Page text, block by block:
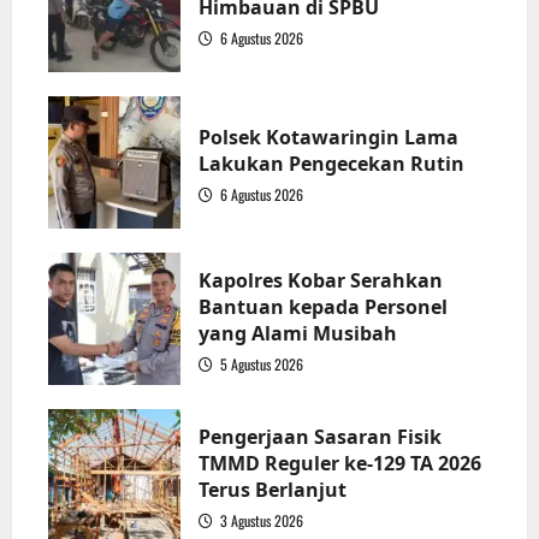
Himbauan di SPBU
6 Agustus 2026
Polsek Kotawaringin Lama
Lakukan Pengecekan Rutin
6 Agustus 2026
Kapolres Kobar Serahkan
Bantuan kepada Personel
yang Alami Musibah
5 Agustus 2026
Pengerjaan Sasaran Fisik
TMMD Reguler ke-129 TA 2026
Terus Berlanjut
3 Agustus 2026